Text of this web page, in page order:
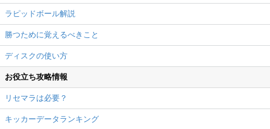
ラピッドボール解説
勝つために覚えるべきこと
ディスクの使い方
お役立ち攻略情報
リセマラは必要？
キッカーデータランキング